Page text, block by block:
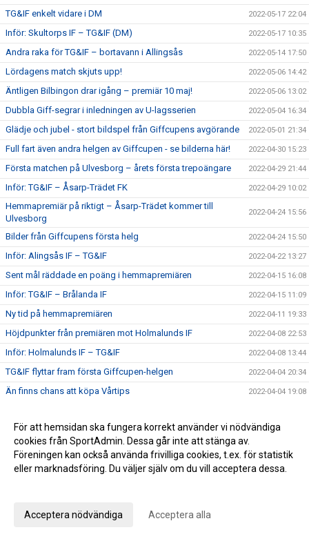
TG&IF enkelt vidare i DM 2022-05-17 22:04
Inför: Skultorps IF – TG&IF (DM) 2022-05-17 10:35
Andra raka för TG&IF – bortavann i Allingsås 2022-05-14 17:50
Lördagens match skjuts upp! 2022-05-06 14:42
Äntligen Bilbingon drar igång – premiär 10 maj! 2022-05-06 13:02
Dubbla Giff-segrar i inledningen av U-lagsserien 2022-05-04 16:34
Glädje och jubel - stort bildspel från Giffcupens avgörande 2022-05-01 21:34
Full fart även andra helgen av Giffcupen - se bilderna här! 2022-04-30 15:23
Första matchen på Ulvesborg – årets första trepoängare 2022-04-29 21:44
Inför: TG&IF – Åsarp-Trädet FK 2022-04-29 10:02
Hemmapremiär på riktigt – Åsarp-Trädet kommer till
Ulvesborg
2022-04-24 15:56
Bilder från Giffcupens första helg 2022-04-24 15:50
Inför: Alingsås IF – TG&IF 2022-04-22 13:27
Sent mål räddade en poäng i hemmapremiären 2022-04-15 16:08
Inför: TG&IF – Brålanda IF 2022-04-15 11:09
Ny tid på hemmapremiären 2022-04-11 19:33
Höjdpunkter från premiären mot Holmalunds IF 2022-04-08 22:53
Inför: Holmalunds IF – TG&IF 2022-04-08 13:44
TG&IF flyttar fram första Giffcupen-helgen 2022-04-04 20:34
Än finns chans att köpa Vårtips 2022-04-04 19:08
Inför: TG&IF – Götene IF (träningsmatch) 2022-04-01 17:10
Bra årspremiär av juniorlaget mot Folkabo 2022-03-24 16:48
INFO Nya huvudentrèn 2022-03-24 12:27
För att hemsidan ska fungera korrekt använder vi nödvändiga
cookies från SportAdmin. Dessa går inte att stänga av.
Föreningen kan också använda frivilliga cookies, t.ex. för statistik
eller marknadsföring. Du väljer själv om du vill acceptera dessa.
Acceptera nödvändiga Acceptera alla